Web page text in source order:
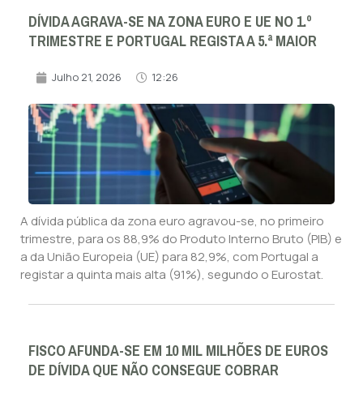
DÍVIDA AGRAVA-SE NA ZONA EURO E UE NO 1.º
TRIMESTRE E PORTUGAL REGISTA A 5.ª MAIOR
Julho 21, 2026 12:26
A dívida pública da zona euro agravou-se, no primeiro
trimestre, para os 88,9% do Produto Interno Bruto (PIB) e
a da União Europeia (UE) para 82,9%, com Portugal a
registar a quinta mais alta (91%), segundo o Eurostat.
FISCO AFUNDA-SE EM 10 MIL MILHÕES DE EUROS
DE DÍVIDA QUE NÃO CONSEGUE COBRAR